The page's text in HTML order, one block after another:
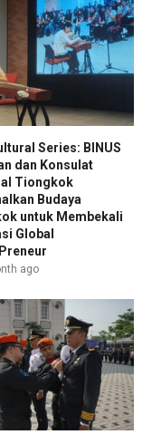
Series: BINUS
dan Konsulat
Tiongkok
Budaya
untuk Membekali
Global
ago